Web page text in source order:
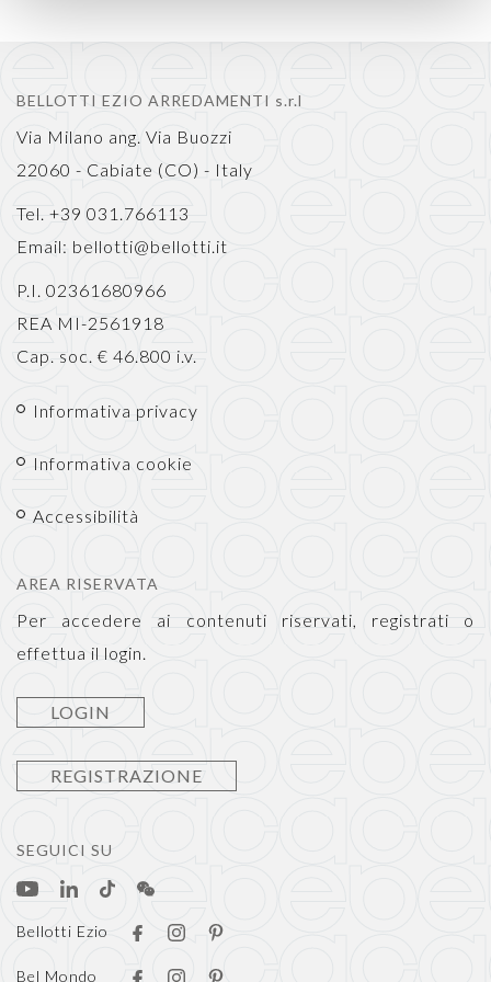
BELLOTTI EZIO ARREDAMENTI s.r.l
Via Milano ang. Via Buozzi
22060 - Cabiate (CO) - Italy
Tel. +39 031.766113
Email: bellotti@bellotti.it
P.I. 02361680966
REA MI-2561918
Cap. soc. € 46.800 i.v.
Informativa privacy
Informativa cookie
Accessibilità
AREA RISERVATA
Per accedere ai contenuti riservati, registrati o
effettua il login.
LOGIN
REGISTRAZIONE
SEGUICI SU
Bellotti Ezio
Bel Mondo